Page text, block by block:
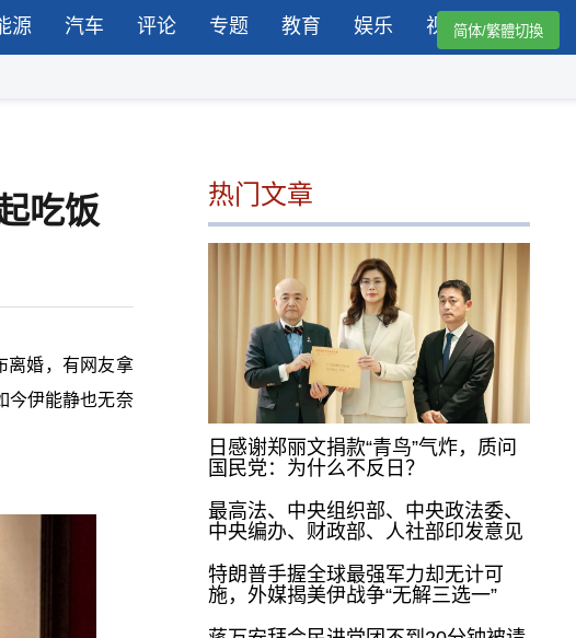
源 汽车 评论 专题 教育 娱乐 视频简体/繁體切換
吃饭
离婚，有网友拿
今伊能静也无奈
热门文章
日感谢郑丽文捐款“青鸟”气炸，质问
国民党：为什么不反日？
最高法、中央组织部、中央政法委、
中央编办、财政部、人社部印发意见
特朗普手握全球最强军力却无计可
施，外媒揭美伊战争“无解三选一”